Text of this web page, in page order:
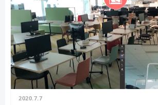
2020.7.7